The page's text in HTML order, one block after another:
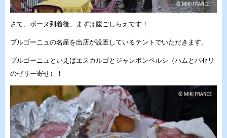
さて、ボーヌ到着後、まずは腹ごしらえです！
ブルゴーニュの名産を出店が設置しているテントでいただきます。
ブルゴーニュといえばエスカルゴと ジャンボンペルシ（ハムとパセリ
のゼリー寄せ）！